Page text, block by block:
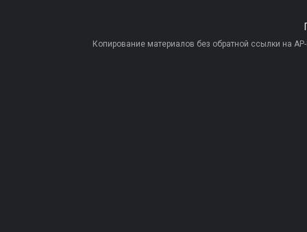
Копирование материалов без обратной ссылки на